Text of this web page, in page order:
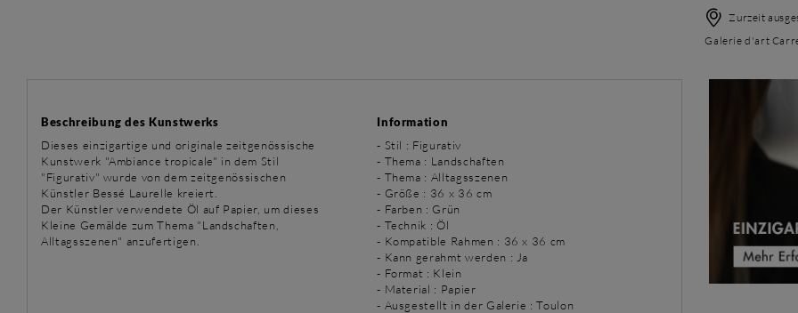
Zurzeit
Galerie d'art
Beschreibung des Kunstwerks
Dieses einzigartige und originale zeitgenössische
Kunstwerk "Ambiance tropicale" in dem Stil
"Figurativ" wurde von dem zeitgenössischen
Künstler Bessé Laurelle kreiert.
Der Künstler verwendete Öl auf Papier, um dieses
Kleine Gemälde zum Thema "Landschaften,
Alltagsszenen" anzufertigen.
Information
- Stil : Figurativ
- Thema : Landschaften
- Thema : Alltagsszenen
- Größe : 36 x 36 cm
- Farben : Grün
- Technik : Öl
- Kompatible Rahmen : 36 x 36 cm
- Kann gerahmt werden : Ja
- Format : Klein
- Material : Papier
- Ausgestellt in der Galerie : Toulon